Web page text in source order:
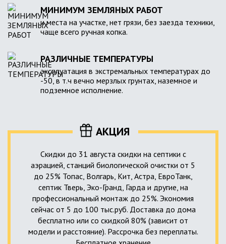
МИНИМУМ ЗЕМЛЯНЫХ РАБОТ
и места на участке, нет грязи, без заезда техники,
чаще всего ручная копка.
РАЗЛИЧНЫЕ ТЕМПЕРАТУРЫ
эксплуатация в экстремальных температурах до
-50, в т.ч вечно мерзлых грунтах, наземное и
подземное исполнение.
АКЦИЯ
Скидки до 31 августа скидки на септики с
аэрацией, станций биологической очистки от 5
до 25% Топас, Волгарь, Кит, Астра, ЕвроТанк,
септик Тверь, Эко-Гранд, Гарда и другие, на
профессиональный монтаж до 25%. Экономия
сейчас от 5 до 100 тыс.руб. Доставка до дома
бесплатно или со скидкой 80% (зависит от
модели и расстояние). Рассрочка без переплаты.